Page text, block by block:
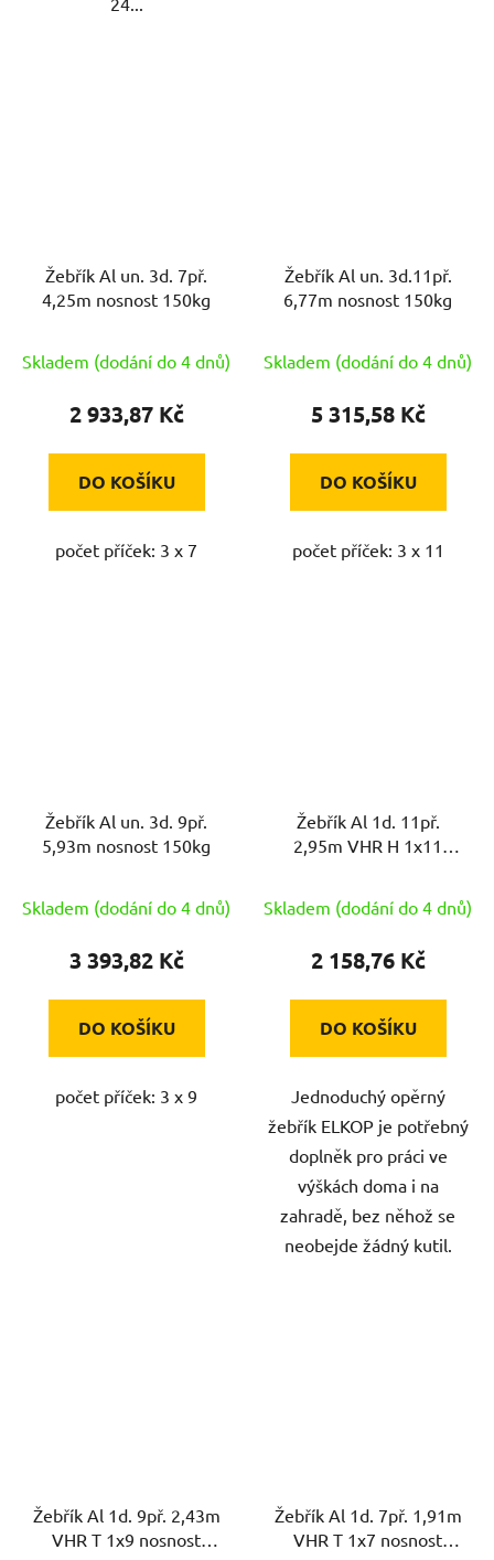
Žebřík Al un. 3d. 7př.
4,25m nosnost 150kg
Skladem (dodání do 4 dnů)
2 933,87 Kč
DO KOŠÍKU
počet příček: 3 x 7
Žebřík Al un. 3d.11př.
6,77m nosnost 150kg
Skladem (dodání do 4 dnů)
5 315,58 Kč
DO KOŠÍKU
počet příček: 3 x 11
Žebřík Al un. 3d. 9př.
5,93m nosnost 150kg
Skladem (dodání do 4 dnů)
3 393,82 Kč
DO KOŠÍKU
počet příček: 3 x 9
Žebřík Al 1d. 11př.
2,95m VHR H 1x11
Skladem (dodání do 4 dnů)
2 158,76 Kč
DO KOŠÍKU
Jednoduchý opěrný
žebřík ELKOP je potřebný
doplněk pro práci ve
výškách doma i na
zahradě, bez něhož se
neobejde žádný kutil.
Žebřík Al 1d. 9př. 2,43m
VHR T 1x9 nosnost
Žebřík Al 1d. 7př. 1,91m
VHR T 1x7 nosnost